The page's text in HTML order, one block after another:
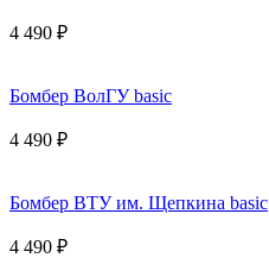
4 490 ₽
Бомбер ВолГУ basic
4 490 ₽
Бомбер ВТУ им. Щепкина basic
4 490 ₽